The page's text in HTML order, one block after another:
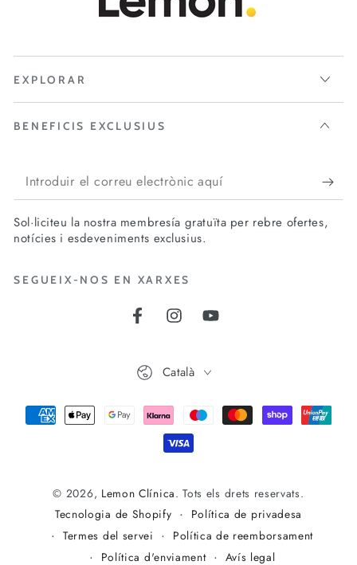
EXPLORAR
BENEFICIS EXCLUSIUS
Introduir
el
correu
aquí
Sol·liciteu la nostra membresía gratuïta per rebre ofertes,
notícies i esdeveniments exclusius.
SEGUEIX-NOS EN XARXES
FacebookInstagramYouTube
© 2026, Lemon Clínica. Tots els drets reservats.
Tecnologia de Shopify
Política de privadesa
Termes del servei
Política de reemborsament
Política d'enviament
Avís legal
Idioma
Català
Mètodes